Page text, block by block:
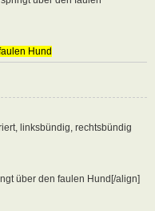
Hund
linksbündig, rechtsbündig
über den faulen Hund[/align]